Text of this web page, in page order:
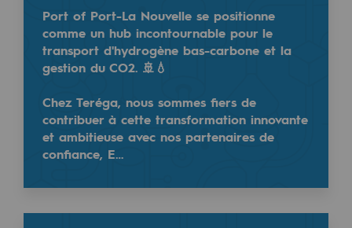
Notre investissement dans les
Inclusion
QVCT
Sécurité
Sécurité
Port of Port-La Nouvelle se positionne
comme un hub incontournable pour le
transport d'hydrogène bas-carbone et la
gestion du CO2. 🚢💧
Chez Teréga, nous sommes fiers de
contribuer à cette transformation innovante
et ambitieuse avec nos partenaires de
confiance, E…